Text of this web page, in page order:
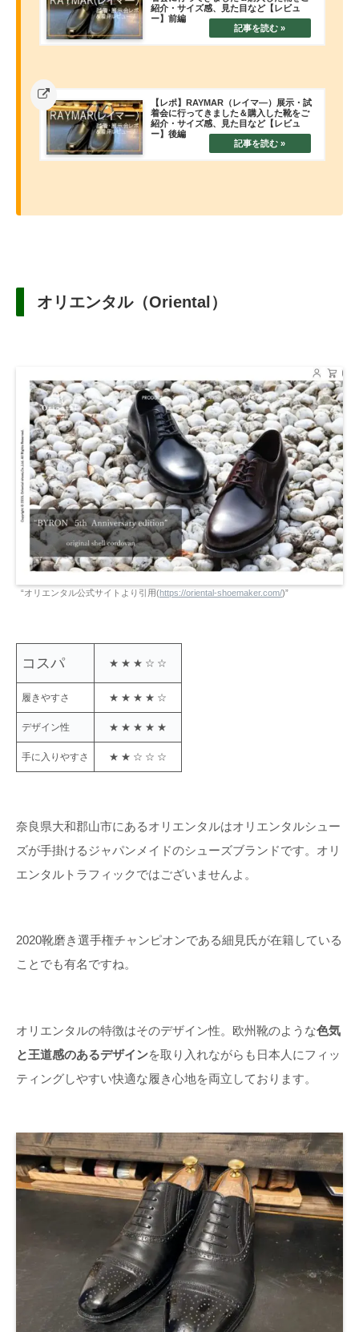
紹介・サイズ感、見た目など【レビュ
ー】前編
【レポ】RAYMAR（レイマ―）展示・試
着会に行ってきました＆購入した靴をご
紹介・サイズ感、見た目など【レビュ
ー】後編
オリエンタル（Oriental）
“オリエンタル公式サイトより引用(https://oriental-shoemaker.com/)”
コスパ ★ ★ ★ ☆ ☆
履きやすさ ★ ★ ★ ★ ☆
デザイン性 ★ ★ ★ ★ ★
手に入りやすさ ★ ★ ☆ ☆ ☆
奈良県大和郡山市にあるオリエンタルはオリエンタルシュー
ズが手掛けるジャパンメイドのシューズブランドです。オリ
エンタルトラフィックではございませんよ。
2020靴磨き選手権チャンピオンである細見氏が在籍している
ことでも有名ですね。
オリエンタルの特徴はそのデザイン性。欧州靴のような色気
と王道感のあるデザインを取り入れながらも日本人にフィッ
ティングしやすい快適な履き心地を両立しております。